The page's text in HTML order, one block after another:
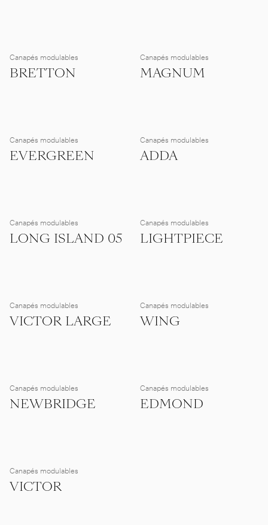
Canapés modulables
BRETTON
Canapés modulables
MAGNUM
Canapés modulables
EVERGREEN
Canapés modulables
ADDA
Canapés modulables
LONG ISLAND 05
Canapés modulables
LIGHTPIECE
Canapés modulables
VICTOR LARGE
Canapés modulables
WING
Canapés modulables
NEWBRIDGE
Canapés modulables
EDMOND
Canapés modulables
VICTOR